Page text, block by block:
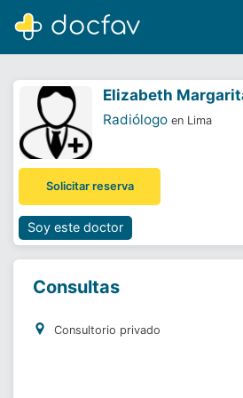
Software para
¿Eres un
Elizabeth
Radiólogo en Lima
Solicitar reserva
Soy este doctor
Consultas
Consultorio privado